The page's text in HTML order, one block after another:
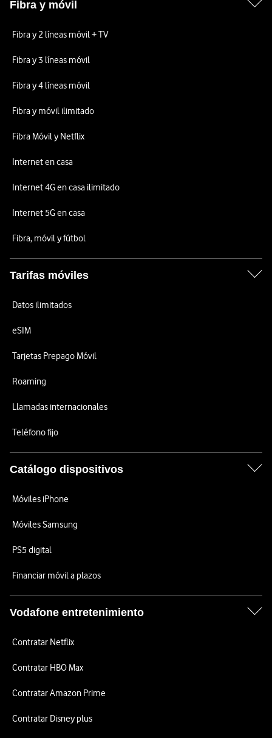
Fibra y móvil
Fibra y 2 líneas móvil + TV
Fibra y 3 líneas móvil
Fibra y 4 líneas móvil
Fibra y móvil ilimitado
Fibra Móvil y Netflix
Internet en casa
Internet 4G en casa ilimitado
Internet 5G en casa
Fibra, móvil y fútbol
Tarifas móviles
Datos ilimitados
eSIM
Tarjetas Prepago Móvil
Roaming
Llamadas internacionales
Teléfono fijo
Catálogo dispositivos
Móviles iPhone
Móviles Samsung
PS5 digital
Financiar móvil a plazos
Vodafone entretenimiento
Contratar Netflix
Contratar HBO Max
Contratar Amazon Prime
Contratar Disney plus